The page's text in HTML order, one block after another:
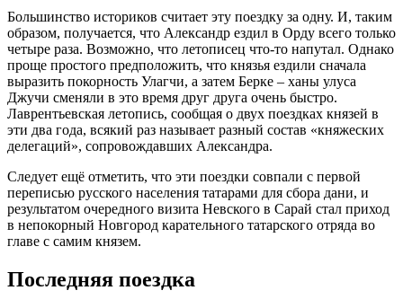
Большинство историков считает эту поездку за одну. И, таким
образом, получается, что Александр ездил в Орду всего только
четыре раза. Возможно, что летописец что-то напутал. Однако
проще простого предположить, что князья ездили сначала
выразить покорность Улагчи, а затем Берке – ханы улуса
Джучи сменяли в это время друг друга очень быстро.
Лаврентьевская летопись, сообщая о двух поездках князей в
эти два года, всякий раз называет разный состав «княжеских
делегаций», сопровождавших Александра.
Следует ещё отметить, что эти поездки совпали с первой
переписью русского населения татарами для сбора дани, и
результатом очередного визита Невского в Сарай стал приход
в непокорный Новгород карательного татарского отряда во
главе с самим князем.
Последняя поездка